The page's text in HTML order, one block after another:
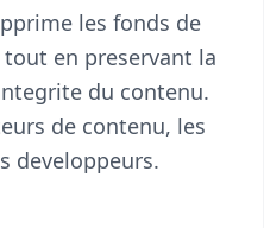
les fonds de
en preservant la
du contenu.
de contenu, les
developpeurs.